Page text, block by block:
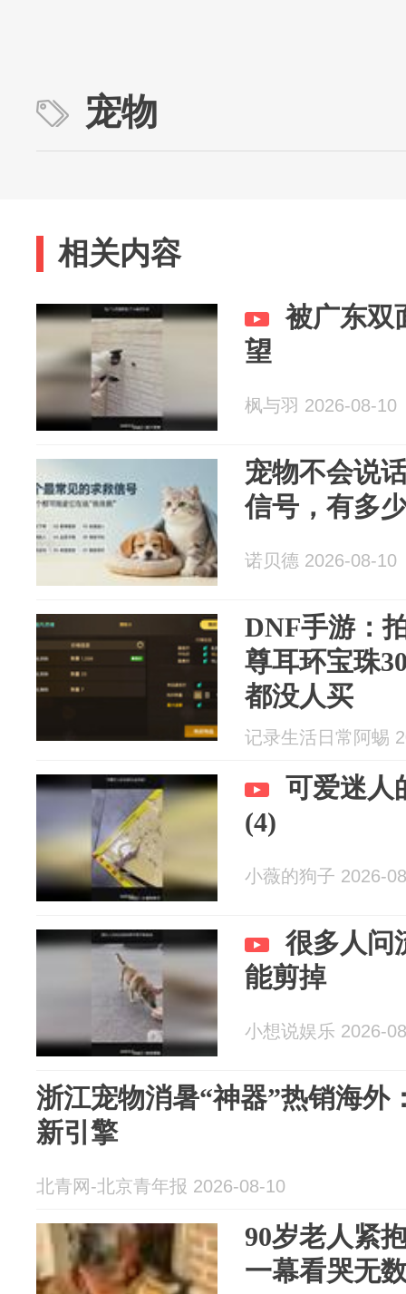
宠物
相关内容
被广东双
望
枫与羽 2026-08-10
宠物不会说
信号，有多
诺贝德 2026-08-10
DNF手游：
尊耳环宝珠
都没人买
记录生活日常阿蜴
可爱迷人
(4)
小薇的狗子 2026-
很多人问
能剪掉
小想说娱乐 2026-
浙江宠物消暑“神器”热销海外
新引擎
北青网-北京青年报 2026-08-10
90岁老人紧
一幕看哭无